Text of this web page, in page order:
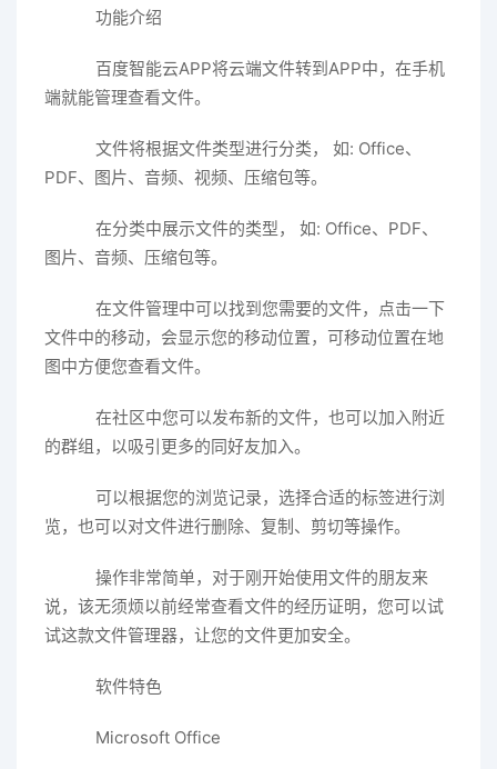
功能介绍
百度智能云APP将云端文件转到APP中，在手机
端就能管理查看文件。
文件将根据文件类型进行分类， 如: Office、
PDF、图片、音频、视频、压缩包等。
在分类中展示文件的类型， 如: Office、PDF、
图片、音频、压缩包等。
在文件管理中可以找到您需要的文件，点击一下
文件中的移动，会显示您的移动位置，可移动位置在地
图中方便您查看文件。
在社区中您可以发布新的文件，也可以加入附近
的群组，以吸引更多的同好友加入。
可以根据您的浏览记录，选择合适的标签进行浏
览，也可以对文件进行删除、复制、剪切等操作。
操作非常简单，对于刚开始使用文件的朋友来
说，该无须烦以前经常查看文件的经历证明，您可以试
试这款文件管理器，让您的文件更加安全。
软件特色
Microsoft Office